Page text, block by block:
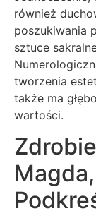
również
poszukiwania
sztuce
tworzenia
także ma
wartości.